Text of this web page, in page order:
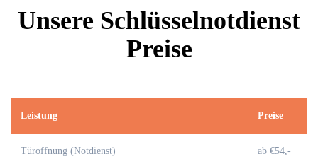
Unsere Schlüsselnotdienst
Preise
Leistung Preise
Türoffnung (Notdienst) ab €54,-